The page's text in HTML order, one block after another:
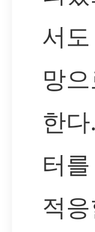
서
망
한
터
적